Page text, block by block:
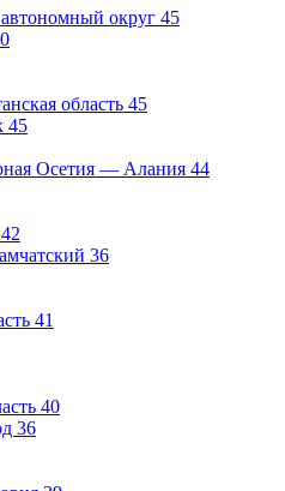
округ 45
область 45
45
Осетия — Алания 44
42
36
41
40
36